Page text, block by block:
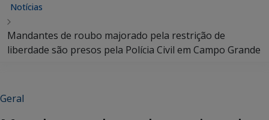
Notícias
Mandantes de roubo majorado pela restrição de
liberdade são presos pela Polícia Civil em Campo Grande
Geral